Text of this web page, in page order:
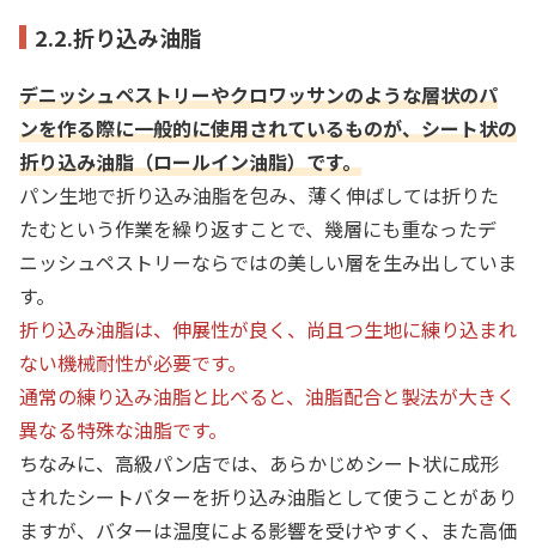
2.2.折り込み油脂
デニッシュペストリーやクロワッサンのような層状のパ
ンを作る際に一般的に使用されているものが、シート状の
折り込み油脂（ロールイン油脂）です。
パン生地で折り込み油脂を包み、薄く伸ばしては折りた
たむという作業を繰り返すことで、幾層にも重なったデ
ニッシュペストリーならではの美しい層を生み出していま
す。
折り込み油脂は、伸展性が良く、尚且つ生地に練り込まれ
ない機械耐性が必要です。
通常の練り込み油脂と比べると、油脂配合と製法が大きく
異なる特殊な油脂です。
ちなみに、高級パン店では、あらかじめシート状に成形
されたシートバターを折り込み油脂として使うことがあり
ますが、バターは温度による影響を受けやすく、また高価